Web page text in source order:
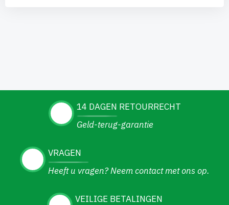
14 DAGEN RETOURRECHT
Geld-terug-garantie
VRAGEN
Heeft u vragen? Neem contact met ons op.
VEILIGE BETALINGEN